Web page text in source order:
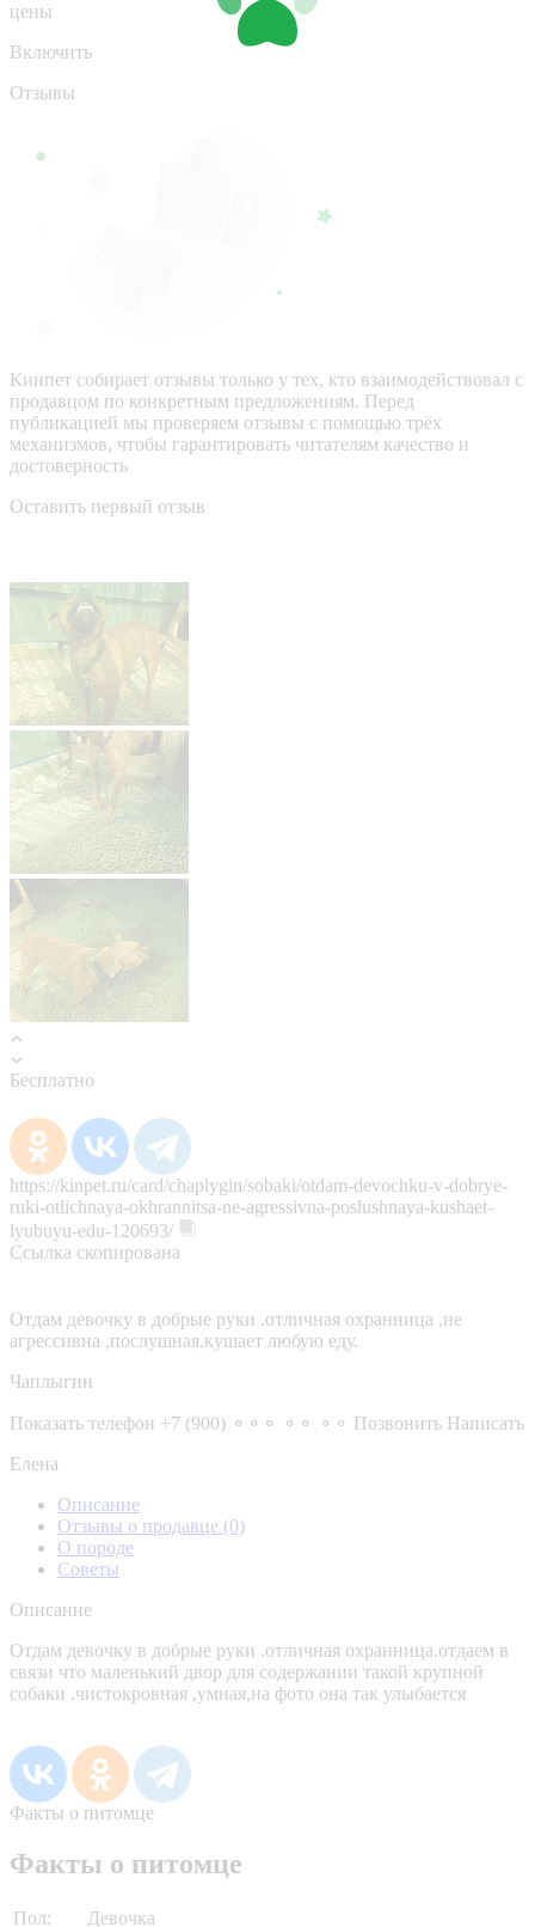
цены
Включить
Отзывы
Кинпет собирает отзывы только у тех, кто взаимодействовал с
продавцом по конкретным предложениям. Перед
публикацией мы проверяем отзывы с помощью трёх
механизмов, чтобы гарантировать читателям качество и
достоверность
Оставить первый отзыв
Бесплатно
https://kinpet.ru/card/chaplygin/sobaki/otdam-devochku-v-dobrye-
ruki-otlichnaya-okhrannitsa-ne-agressivna-poslushnaya-kushaet-
lyubuyu-edu-120693/
Ссылка скопирована
Отдам девочку в добрые руки .отличная охранница ,не
агрессивна ,послушная,кушает любую еду.
Чаплыгин
Показать телефон +7 (900) ⚬⚬⚬ ⚬⚬ ⚬⚬ Позвонить Написать
Елена
Описание
Отзывы о продавце (0)
О породе
Советы
Описание
Отдам девочку в добрые руки .отличная охранница.отдаем в
связи что маленький двор для содержании такой крупной
собаки .чистокровная ,умная,на фото она так улыбается
Факты о питомце
Факты о питомце
Пол:
Девочка